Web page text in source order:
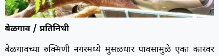
बेळगाव / प्रतिनिधी
बेळगावच्या रुक्मिणी नगरमध्ये मुसळधार पावसामुळे एका कारवर